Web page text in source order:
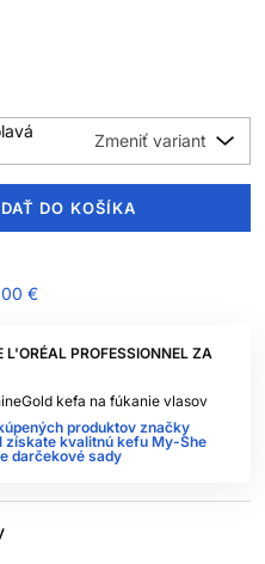
L'ORÉAL PROFESSIONNEL ZA
kefa na fúkanie vlasov
produktov značky
získate kvalitnú kefu My-She
darčekové sady
DO KOŠÍKA
€